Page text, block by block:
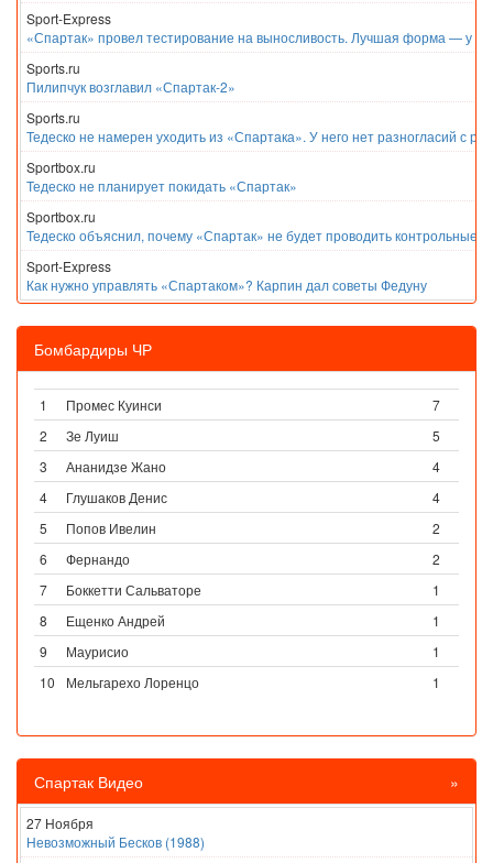
Sport-Express
«Спартак» провел тестирование на выносливость. Лучшая форма — у
Sports.ru
Пилипчук возглавил «Спартак-2»
Sports.ru
Тедеско не намерен уходить из «Спартака». У него нет разногласий с
Sportbox.ru
Тедеско не планирует покидать «Спартак»
Sportbox.ru
Тедеско объяснил, почему «Спартак» не будет проводить контрольные
Sport-Express
Как нужно управлять «Спартаком»? Карпин дал советы Федуну
Бомбардиры ЧР
1 Промес Куинси
7
2
Зе Луиш
5
3
Ананидзе Жано
4
4
Глушаков Денис
4
5
Попов Ивелин
2
6
Фернандо
2
7
Боккетти Сальваторе
1
8
Ещенко Андрей
1
9
Маурисио
1
10
Мельгарехо Лоренцо 1
Спартак Видео »
27 Ноября
Невозможный Бесков (1988)